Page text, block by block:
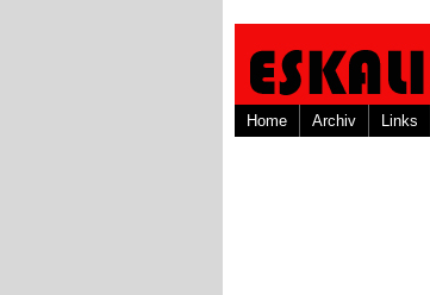
Home Archiv Links